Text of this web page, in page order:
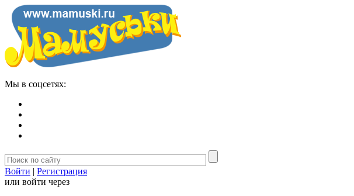
Мы в соцсетях:
Войти | Регистрация
или войти через